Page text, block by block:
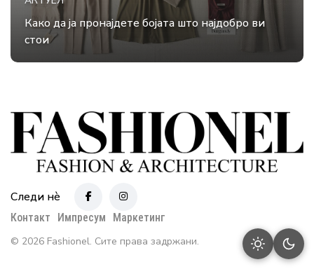
Како да ја пронајдете бојата што најдобро ви
стои
Следи нè
Контакт Импресум
Маркетинг
© 2026 Fashionel. Сите права задржани.